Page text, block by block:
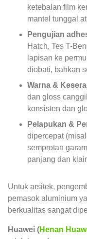
ketebalan film
mantel tunggal
Pengujian
Hatch, Tes T-
lapisan ke
diobati, bahkan
Warna &
dan gloss
konsisten dan
Pelapukan &
dipercepat
semprotan
panjang dan
Untuk arsitek,
pemasok aluminium
berkualitas sangat
Huawei (Henan